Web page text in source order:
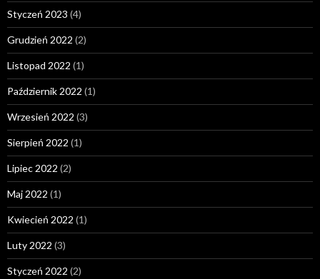
Styczeń 2023 (4)
Grudzień 2022 (2)
Listopad 2022 (1)
Październik 2022 (1)
Wrzesień 2022 (3)
Sierpień 2022 (1)
Lipiec 2022 (2)
Maj 2022 (1)
Kwiecień 2022 (1)
Luty 2022 (3)
Styczeń 2022 (2)